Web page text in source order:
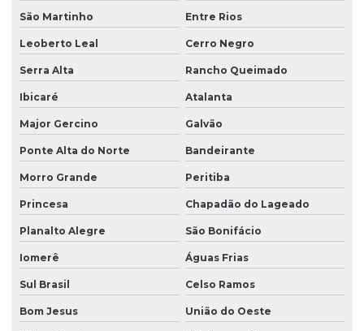
São Martinho Entre Rios
Leoberto Leal Cerro Negro
Serra Alta Rancho Queimado
Ibicaré Atalanta
Major Gercino Galvão
Ponte Alta do Norte Bandeirante
Morro Grande Peritiba
Princesa Chapadão do Lageado
Planalto Alegre São Bonifácio
Iomerê Águas Frias
Sul Brasil Celso Ramos
Bom Jesus União do Oeste